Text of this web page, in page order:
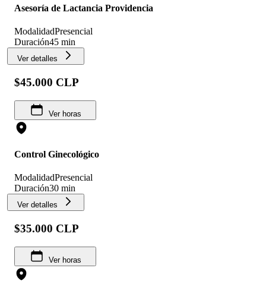
Asesoría de Lactancia Providencia
ModalidadPresencial
Duración45 min
Ver detalles
$45.000 CLP
Ver horas
Control Ginecológico
ModalidadPresencial
Duración30 min
Ver detalles
$35.000 CLP
Ver horas